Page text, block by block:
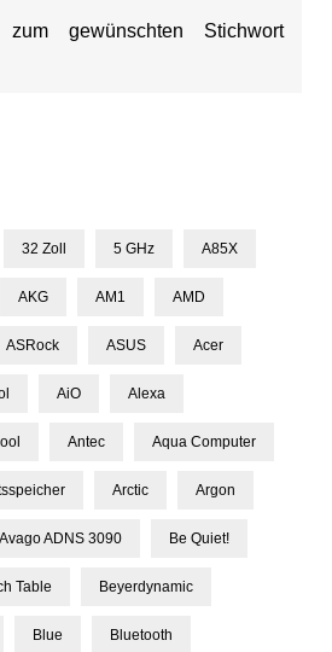
gewünschten Stichwort
32 Zoll 5 GHz A85X
AKG AM1 AMD
ASRock ASUS Acer
AiO Alexa
Antec Aqua Computer
Arctic Argon
Avago ADNS 3090 Be Quiet!
Table Beyerdynamic
Blue Bluetooth